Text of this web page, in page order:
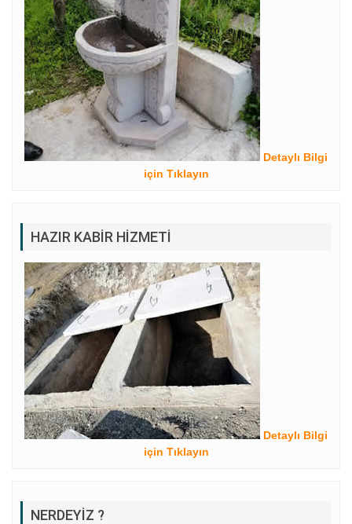
Detaylı Bilgi
için Tıklayın
HAZIR KABIR HIZMETI
Detaylı Bilgi
için Tıklayın
NERDEYIZ ?